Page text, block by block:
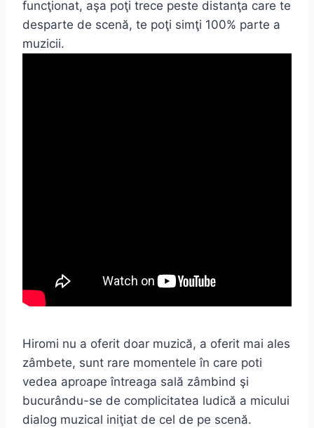
funcţionat, aşa poţi trece peste distanţa care te
desparte de scenă, te poţi simţi 100% parte a
muzicii.
Hiromi nu a oferit doar muzică, a oferit mai ales
zâmbete, sunt rare momentele în care poti
vedea aproape întreaga sală zâmbind şi
bucurându-se de complicitatea ludică a micului
dialog muzical iniţiat de cel de pe scenă.